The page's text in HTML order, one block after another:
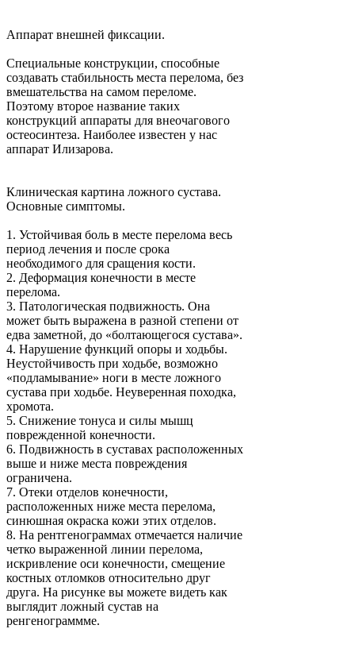
Аппарат внешней фиксации.
Специальные конструкции, способные
создавать стабильность места перелома, без
вмешательства на самом переломе.
Поэтому второе название таких
конструкций аппараты для внеочагового
остеосинтеза. Наиболее известен у нас
аппарат Илизарова.
Клиническая картина ложного сустава.
Основные симптомы.
1. Устойчивая боль в месте перелома весь
период лечения и после срока
необходимого для сращения кости.
2. Деформация конечности в месте
перелома.
3. Патологическая подвижность. Она
может быть выражена в разной степени от
едва заметной, до «болтающегося сустава».
4. Нарушение функций опоры и ходьбы.
Неустойчивость при ходьбе, возможно
«подламывание» ноги в месте ложного
сустава при ходьбе. Неуверенная походка,
хромота.
5. Снижение тонуса и силы мышц
поврежденной конечности.
6. Подвижность в суставах расположенных
выше и ниже места повреждения
ограничена.
7. Отеки отделов конечности,
расположенных ниже места перелома,
синюшная окраска кожи этих отделов.
8. На рентгенограммах отмечается наличие
четко выраженной линии перелома,
искривление оси конечности, смещение
костных отломков относительно друг
друга. На рисунке вы можете видеть как
выглядит ложный сустав на
ренгенограммме.